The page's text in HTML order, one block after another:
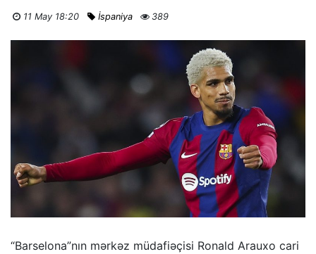
11 May 18:20 İspaniya 389
“Barselona”nın mərkəz müdafiəçisi Ronald Arauxo cari